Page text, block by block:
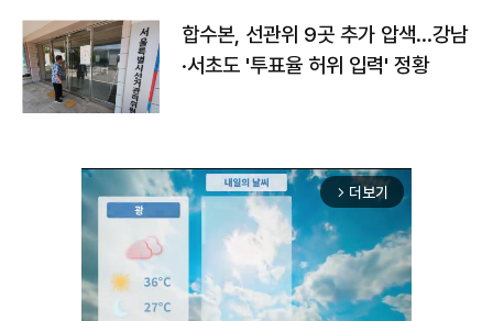
합수본, 선관위 9곳 추가 압색…강남
·서초도 '투표율 허위 입력' 정황
arrow_forward_ios 더보기